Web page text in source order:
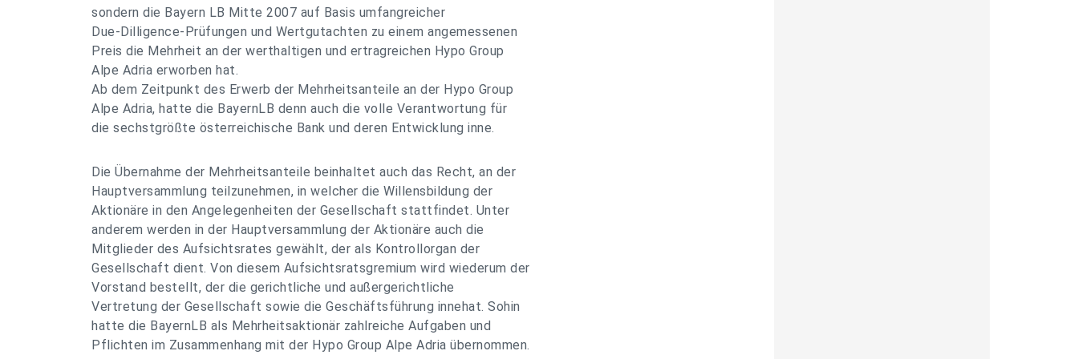
sondern die Bayern LB Mitte 2007 auf Basis umfangreicher
Due-Dilligence-Prüfungen und Wertgutachten zu einem angemessenen
Preis die Mehrheit an der werthaltigen und ertragreichen Hypo Group
Alpe Adria erworben hat.
Ab dem Zeitpunkt des Erwerb der Mehrheitsanteile an der Hypo Group
Alpe Adria, hatte die BayernLB denn auch die volle Verantwortung für
die sechstgrößte österreichische Bank und deren Entwicklung inne.
Die Übernahme der Mehrheitsanteile beinhaltet auch das Recht, an der
Hauptversammlung teilzunehmen, in welcher die Willensbildung der
Aktionäre in den Angelegenheiten der Gesellschaft stattfindet. Unter
anderem werden in der Hauptversammlung der Aktionäre auch die
Mitglieder des Aufsichtsrates gewählt, der als Kontrollorgan der
Gesellschaft dient. Von diesem Aufsichtsratsgremium wird wiederum der
Vorstand bestellt, der die gerichtliche und außergerichtliche
Vertretung der Gesellschaft sowie die Geschäftsführung innehat. Sohin
hatte die BayernLB als Mehrheitsaktionär zahlreiche Aufgaben und
Pflichten im Zusammenhang mit der Hypo Group Alpe Adria übernommen.